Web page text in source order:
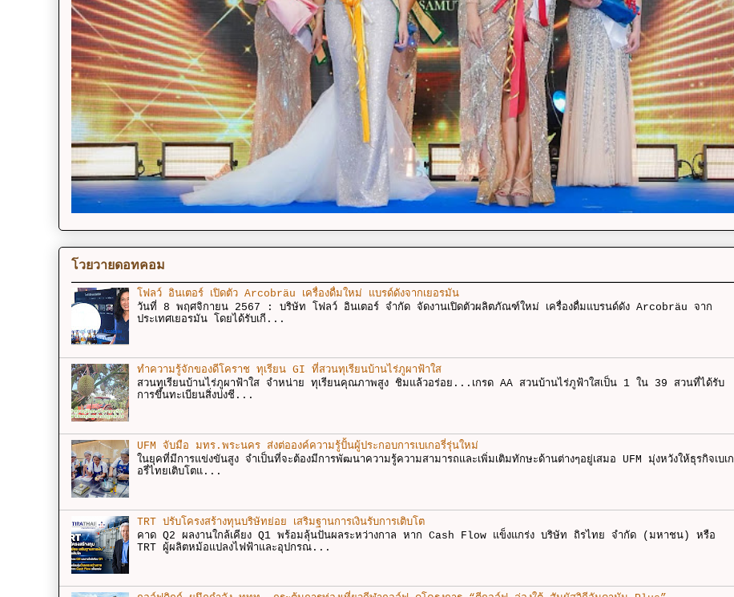
โวยวายดอทคอม
โฟลว์ อินเตอร์ เปิดตัว Arcobräu เครื่องดื่มใหม่ แบรด์ดังจากเยอรมัน
วันที่ 8 พฤศจิกายน 2567 : บริษัท โฟลว์ อินเตอร์ จำกัด จัดงานเปิดตัวผลิตภัณฑ์ใหม่ เครื่องดื่มแบรนด์ดัง Arcobräu จาก
ประเทศเยอรมัน โดยได้รับเกี...
ทำความรู้จักของดีโคราช ทุเรียน GI ที่สวนทุเรียนบ้านไร่ภูผาฟ้าใส
สวนทุเรียนบ้านไร่ภูผาฟ้าใส จำหน่าย ทุเรียนคุณภาพสูง ชิมแล้วอร่อย...เกรด AA สวนบ้านไร่ภูฟ้าใสเป็น 1 ใน 39 สวนที่ได้รับ
การขึ้นทะเบียนสิ่งบ่งชี...
UFM จับมือ มทร.พระนคร ส่งต่อองค์ความรู้ปั้นผู้ประกอบการเบเกอรี่รุ่นใหม่
ในยุคที่มีการแข่งขันสูง จำเป็นที่จะต้องมีการพัฒนาความรู้ความสามารถและเพิ่มเติมทักษะด้านต่างๆอยู่เสมอ UFM มุ่งหวังให้ธุรกิจเบเก
อรี่ไทยเติบโตแ...
TRT ปรับโครงสร้างทุนบริษัทย่อย เสริมฐานการเงินรับการเติบโต
คาด Q2 ผลงานใกล้เคียง Q1 พร้อมลุ้นปันผลระหว่างกาล หาก Cash Flow แข็งแกร่ง บริษัท ถิรไทย จำกัด (มหาชน) หรือ
TRT ผู้ผลิตหม้อแปลงไฟฟ้าและอุปกรณ...